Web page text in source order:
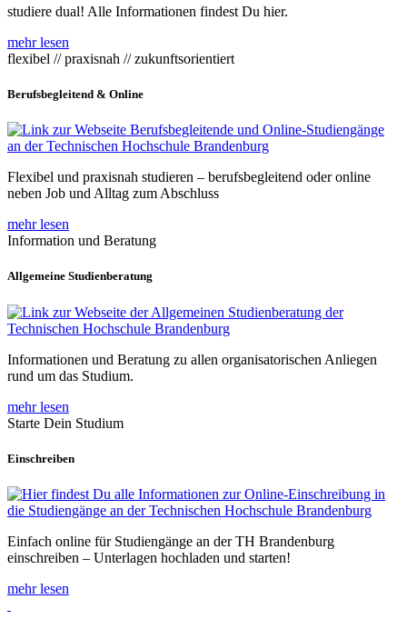
studiere dual! Alle Informationen findest Du hier.
mehr lesen
flexibel // praxisnah // zukunftsorientiert
Berufsbegleitend & Online
Flexibel und praxisnah studieren – berufsbegleitend oder online
neben Job und Alltag zum Abschluss
mehr lesen
Information und Beratung
Allgemeine Studienberatung
Informationen und Beratung zu allen organisatorischen Anliegen
rund um das Studium.
mehr lesen
Starte Dein Studium
Einschreiben
Einfach online für Studiengänge an der TH Brandenburg
einschreiben – Unterlagen hochladen und starten!
mehr lesen